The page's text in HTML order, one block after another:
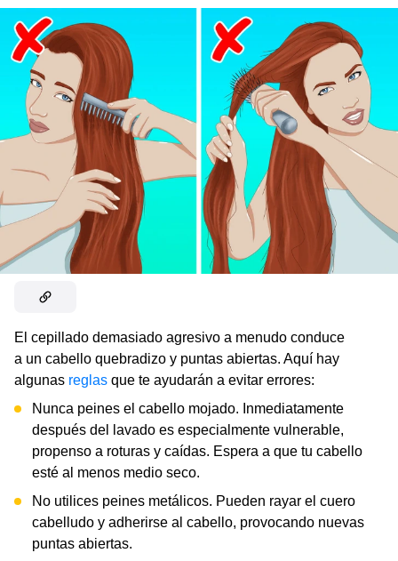
El cepillado demasiado agresivo a menudo conduce
a un cabello quebradizo y puntas abiertas. Aquí hay
algunas reglas que te ayudarán a evitar errores:
Nunca peines el cabello mojado. Inmediatamente
después del lavado es especialmente vulnerable,
propenso a roturas y caídas. Espera a que tu cabello
esté al menos medio seco.
No utilices peines metálicos. Pueden rayar el cuero
cabelludo y adherirse al cabello, provocando nuevas
puntas abiertas.